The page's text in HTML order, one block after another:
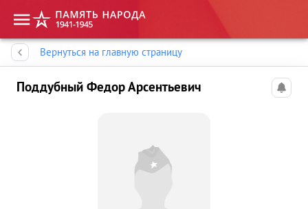
Вернуться на главную страницу
Поддубный Федор Арсентьевич
Память народа